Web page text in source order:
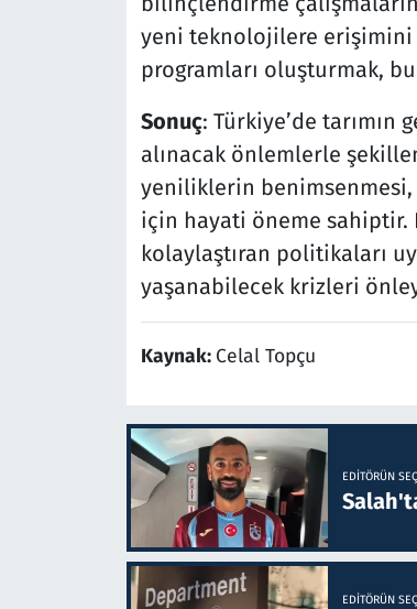
yeni teknolojilere erişimini
programları oluşturmak,
Sonuç: Türkiye’de tarımın
alınacak önlemlerle
yeniliklerin
için hayati öneme
kolaylaştıran politikaları
yaşanabilecek krizleri
Kaynak: Celal Topçu
EDITÖRÜN
EDITÖRÜN